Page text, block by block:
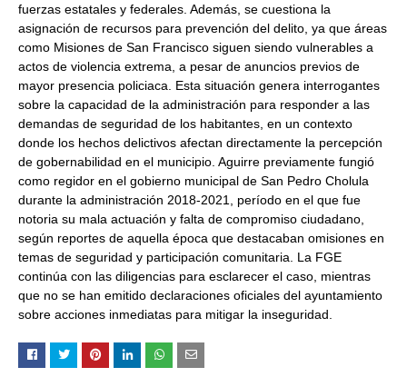
fuerzas estatales y federales. Además, se cuestiona la
asignación de recursos para prevención del delito, ya que áreas
como Misiones de San Francisco siguen siendo vulnerables a
actos de violencia extrema, a pesar de anuncios previos de
mayor presencia policiaca. Esta situación genera interrogantes
sobre la capacidad de la administración para responder a las
demandas de seguridad de los habitantes, en un contexto
donde los hechos delictivos afectan directamente la percepción
de gobernabilidad en el municipio. Aguirre previamente fungió
como regidor en el gobierno municipal de San Pedro Cholula
durante la administración 2018-2021, período en el que fue
notoria su mala actuación y falta de compromiso ciudadano,
según reportes de aquella época que destacaban omisiones en
temas de seguridad y participación comunitaria. La FGE
continúa con las diligencias para esclarecer el caso, mientras
que no se han emitido declaraciones oficiales del ayuntamiento
sobre acciones inmediatas para mitigar la inseguridad.